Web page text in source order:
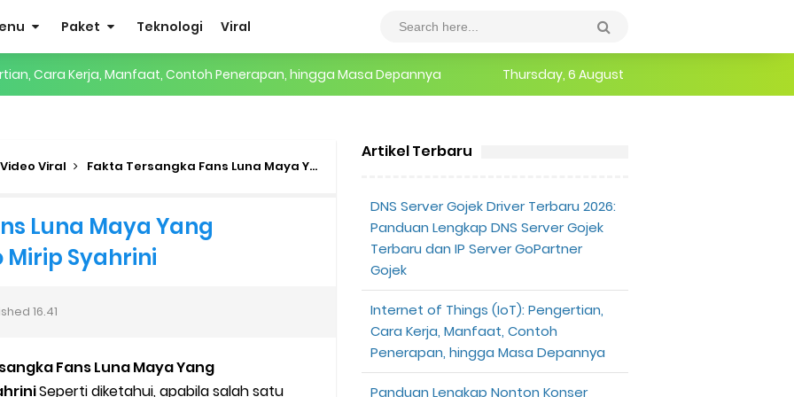
Paket Teknologi Viral
Cara Kerja, Manfaat, Contoh Penerapan, hingga Masa Depannya
Diterima
Online Terbaru Dari Grab
Gratis
Thursday, 6 August
Video Viral Fakta Tersangka Fans Luna Maya Yang Menyebarkan Video Mirip Syahrini
Luna Maya Yang
Syahrini
16.41
Fans Luna Maya Yang
Seperti diketahui, apabila salah satu
Artikel Terbaru
DNS Server Gojek Driver Terbaru 2026:
Panduan Lengkap DNS Server Gojek
Terbaru dan IP Server GoPartner
Gojek
Internet of Things (IoT): Pengertian,
Cara Kerja, Manfaat, Contoh
Penerapan, hingga Masa Depannya
Panduan Lengkap Nonton Konser